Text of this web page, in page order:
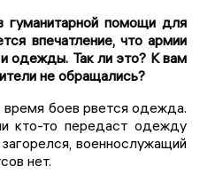
помощи для
впечатление, что армии
одежды. Так ли это? К вам
не обращались?
боев рвется одежда.
кто-то передаст одежду
военнослужащий
нет.